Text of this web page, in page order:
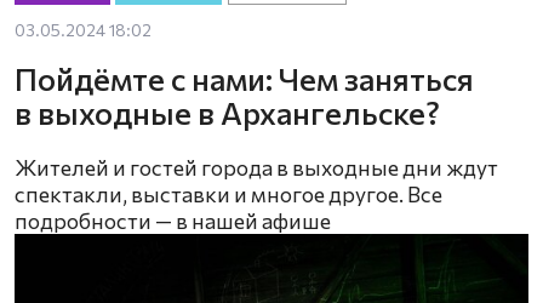
03.05.2024 18:02
Пойдёмте с нами: Чем заняться
в выходные в Архангельске?
Жителей и гостей города в выходные дни ждут
спектакли, выставки и многое другое. Все
подробности — в нашей афише